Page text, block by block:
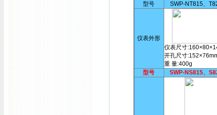
型号
SWP-NT815、
仪表外形
仪表尺寸
开孔尺寸
重 量:400g
型号
SWP-NS815、